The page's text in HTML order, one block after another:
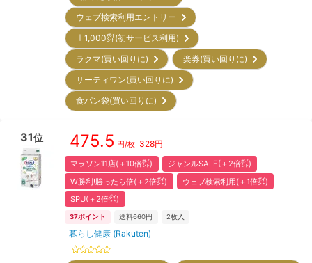
ウェブ検索利用エントリー
＋1,000㌽(初サービス利用)
ラクマ(買い回りに)
楽券(買い回りに)
サーティワン(買い回りに)
食パン袋(買い回りに)
31位 475.5 円/枚 328円
マラソン11店(＋10倍㌽)
ジャンルSALE(＋2倍㌽)
W勝利!勝ったら倍(＋2倍㌽)
ウェブ検索利用(＋1倍㌽)
SPU(＋2倍㌽)
37ポイント 送料660円 2枚入
暮らし健康 (Rakuten)